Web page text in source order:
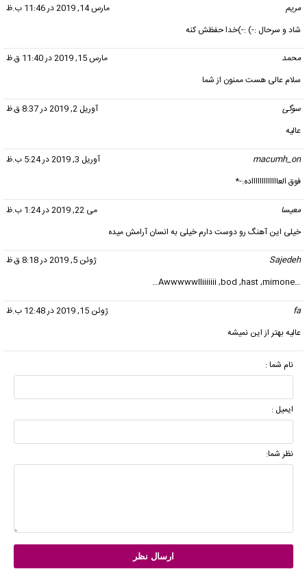
مریم
مارس 14, 2019 در 11:46 ب.ظ
شاد و سرحال :-) :-)خدا حفظش کنه
محمد
مارس 15, 2019 در 11:40 ق.ظ
سلام عالی هست ممنون از شما
سوگی
آوریل 2, 2019 در 8:37 ق.ظ
عالیه
macumh_on
آوریل 3, 2019 در 5:24 ب.ظ
فوق العاااااااااااااده:-*
معیسا
می 22, 2019 در 1:24 ب.ظ
خیلی این آهنگ رو دوست دارم خیلی به انسان آرامش میده
Sajedeh
ژوئن 5, 2019 در 8:18 ق.ظ
…Awwwwwlliiiiiii ,bod ,hast ,mimone…
fa
ژوئن 15, 2019 در 12:48 ب.ظ
عالیه بهتر از این نمیشه
نام شما :
ایمیل :
نظر شما: